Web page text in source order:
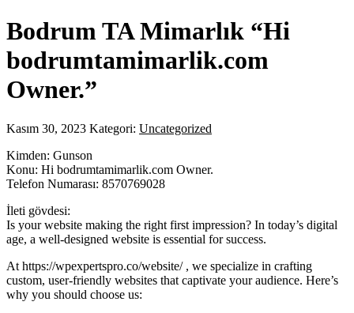
Bodrum TA Mimarlık “Hi
bodrumtamimarlik.com
Owner.”
Kasım 30, 2023 Kategori: Uncategorized
Kimden: Gunson
Konu: Hi bodrumtamimarlik.com Owner.
Telefon Numarası: 8570769028
İleti gövdesi:
Is your website making the right first impression? In today’s digital
age, a well-designed website is essential for success.
At https://wpexpertspro.co/website/ , we specialize in crafting
custom, user-friendly websites that captivate your audience. Here’s
why you should choose us: